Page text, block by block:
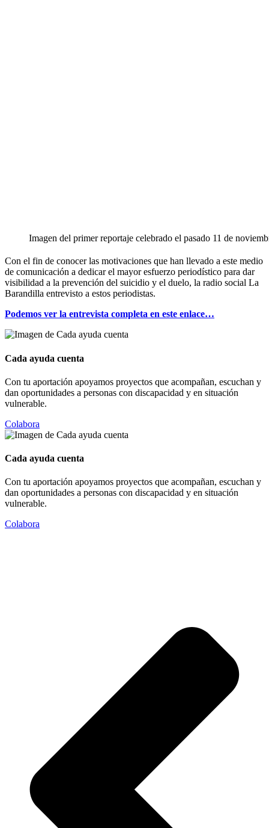
Imagen del primer reportaje celebrado el pasado 11 de
Con el fin de conocer las motivaciones que han llevado a este medio
de comunicación a dedicar el mayor esfuerzo periodístico para dar
visibilidad a la prevención del suicidio y el duelo, la radio social La
Barandilla entrevisto a estos periodistas.
Podemos ver la entrevista completa en este enlace…
Cada ayuda cuenta
Con tu aportación apoyamos proyectos que acompañan, escuchan y
dan oportunidades a personas con discapacidad y en situación
vulnerable.
Colabora
Cada ayuda cuenta
Con tu aportación apoyamos proyectos que acompañan, escuchan y
dan oportunidades a personas con discapacidad y en situación
vulnerable.
Colabora